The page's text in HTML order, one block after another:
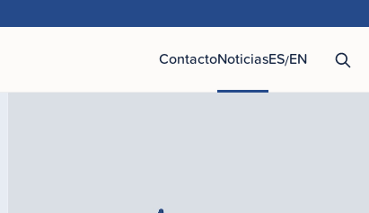
ContactoNoticiasES/EN